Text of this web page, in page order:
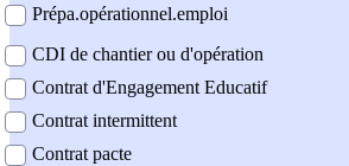
Prépa.opérationnel.emploi
CDI de chantier ou d'opération
Contrat d'Engagement Educatif
Contrat intermittent
Contrat pacte